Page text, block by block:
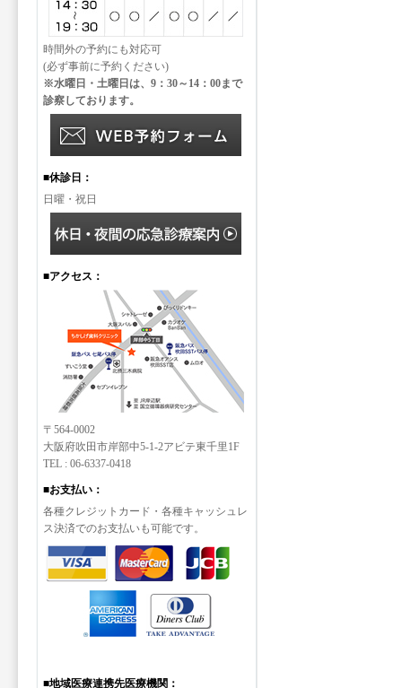
時間外の予約にも対応可
(必ず事前に予約ください)
※水曜日・土曜日は、9：30～14：00まで
診察しております。
■休診日：
日曜・祝日
■アクセス：
〒564-0002
大阪府吹田市岸部中5-1-2アビテ東千里1F
TEL : 06-6337-0418
■お支払い：
各種クレジットカード・各種キャッシュレ
ス決済でのお支払いも可能です。
■地域医療連携先医療機関：